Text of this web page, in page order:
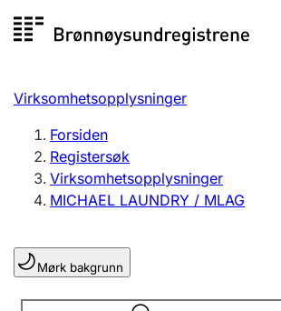
til
Registersøk
Aksjeselskap
Enkeltpersonforetak
Registrere, endre, slette
Lag og forening
Registrere, endre, slette
Virksomhetsopplysninger
Forsiden
Registersøk
Virksomhetsopplysninger
MICHAEL LAUNDRY / MLAG
Mørk bakgrunn